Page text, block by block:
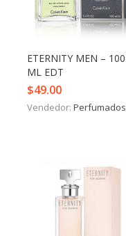
ETERNITY MEN – 100
ML EDT
$49.00
Vendedor: Perfumados y más